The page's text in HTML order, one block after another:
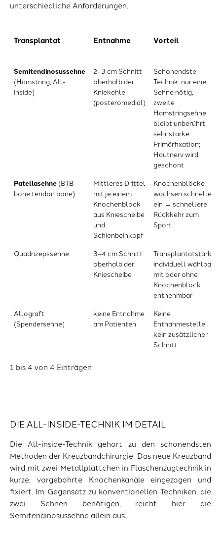
unterschiedliche Anforderungen.
Transplantat Entnahme Vorteil
Transplantat Entnahme Vorteil
Semitendinosussehne
(Hamstring, All-
inside)
2–3 cm Schnitt
oberhalb der
Kniekehle
(posteromedial)
Schonendste
Technik: nur eine
Sehne nötig,
zweite
Hamstringsehne
bleibt unberührt;
sehr starke
Primärfixation;
Hautnerv wird
geschont
Patellasehne (BTB –
bone tendon bone)
Mittleres Drittel
mit je einem
Knochenblock
aus Kniescheibe
und
Schienbeinkopf
Knochenblöcke
wachsen schneller
ein → schnellere
Rückkehr zum
Sport
Quadrizepssehne
3–4 cm Schnitt
oberhalb der
Kniescheibe
Transplantatstärke
individuell wählbar;
mit oder ohne
Knochenblock
entnehmbar
Allograft
(Spendersehne)
keine Entnahme
am Patienten
Keine
Entnahmestelle,
kein zusätzlicher
Schnitt
1 bis 4 von 4 Einträgen
DIE ALL-INSIDE-TECHNIK IM DETAIL
Die All-inside-Technik gehört zu den schonendsten
Methoden der Kreuzbandchirurgie. Das neue Kreuzband
wird mit zwei Metallplättchen in Flaschenzugtechnik in
kurze, vorgebohrte Knochenkanäle eingezogen und
fixiert. Im Gegensatz zu konventionellen Techniken, die
zwei Sehnen benötigen, reicht hier die
Semitendinosussehne allein aus.